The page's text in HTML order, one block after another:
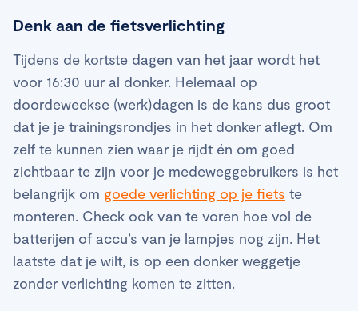
Denk aan de fietsverlichting
Tijdens de kortste dagen van het jaar wordt het
voor 16:30 uur al donker. Helemaal op
doordeweekse (werk)dagen is de kans dus groot
dat je je trainingsrondjes in het donker aflegt. Om
zelf te kunnen zien waar je rijdt én om goed
zichtbaar te zijn voor je medeweggebruikers is het
belangrijk om goede verlichting op je fiets te
monteren. Check ook van te voren hoe vol de
batterijen of accu’s van je lampjes nog zijn. Het
laatste dat je wilt, is op een donker weggetje
zonder verlichting komen te zitten.